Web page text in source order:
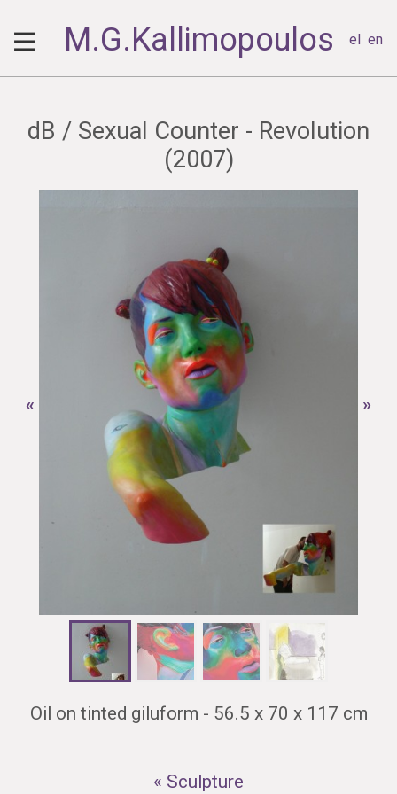
M.G.Kallimopoulos el en
dB / Sexual Counter - Revolution
(2007)
« »
Oil on tinted giluform - 56.5 x 70 x 117 cm
« Sculpture